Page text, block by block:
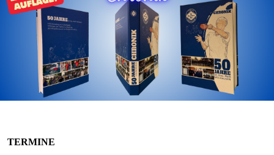
TERMINE